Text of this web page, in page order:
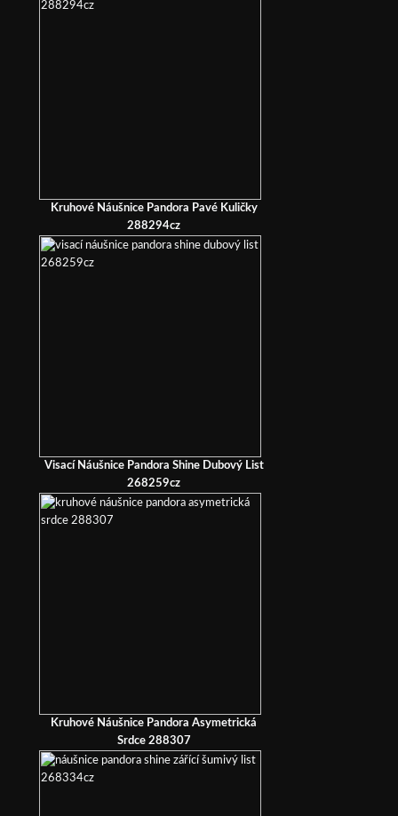
Kruhové Náušnice Pandora Pavé Kuličky
288294cz
Visací Náušnice Pandora Shine Dubový List
268259cz
Kruhové Náušnice Pandora Asymetrická
Srdce 288307